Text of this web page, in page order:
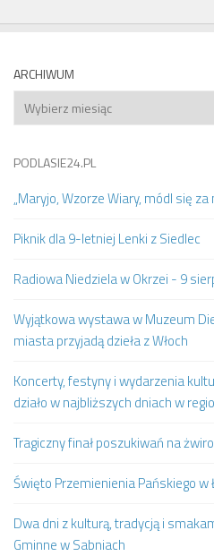
ARCHIWUM
Archiwum
PODLASIE24.PL
„Maryjo, Wzorze Wiary, módl się za
Piknik dla 9-letniej Lenki z Siedlec
Radiowa Niedziela w Okrzei - 9
Wyjątkowa wystawa w Muzeum
miasta przyjadą dzieła z Włoch
Koncerty, festyny i wydarzenia
działo w najbliższych dniach w
Tragiczny finał poszukiwań na
Święto Przemienienia Pańskiego
Dwa dni z kulturą, tradycją i
Gminne w Sabniach